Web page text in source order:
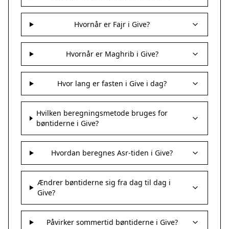
Hvornår er Fajr i Give?
Hvornår er Maghrib i Give?
Hvor lang er fasten i Give i dag?
Hvilken beregningsmetode bruges for
bøntiderne i Give?
Hvordan beregnes Asr-tiden i Give?
Ændrer bøntiderne sig fra dag til dag i
Give?
Påvirker sommertid bøntiderne i Give?